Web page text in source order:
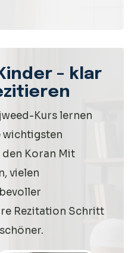
– klar
Kurs lernen
wichtigsten
Koran Mit
vielen
Rezitation Schritt